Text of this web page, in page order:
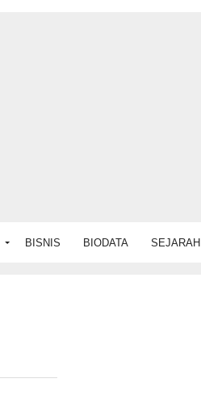
BISNIS BIODATA SEJARAH